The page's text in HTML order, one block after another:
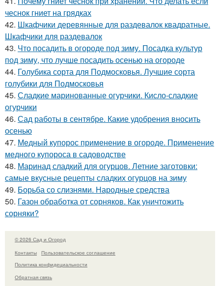
чеснок гниет на грядках
42. Шкафчики деревянные для раздевалок квадратные.
Шкафчики для раздевалок
43. Что посадить в огороде под зиму. Посадка культур
под зиму, что лучше посадить осенью на огороде
44. Голубика сорта для Подмосковья. Лучшие сорта
голубики для Подмосковья
45. Сладкие маринованные огурчики. Кисло-сладкие
огурчики
46. Сад работы в сентябре. Какие удобрения вносить
осенью
47. Медный купорос применение в огороде. Применение
медного купороса в садоводстве
48. Маринад сладкий для огурцов. Летние заготовки:
самые вкусные рецепты сладких огурцов на зиму
49. Борьба со слизнями. Народные средства
50. Газон обработка от сорняков. Как уничтожить
сорняки?
© 2026 Сад и Огород
Контакты
Пользовательское соглашение
Политика конфидециальности
Обратная связь